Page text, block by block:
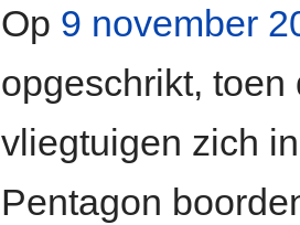
Op 9 november
opgeschrikt,
vliegtuigen zich
Pentagon